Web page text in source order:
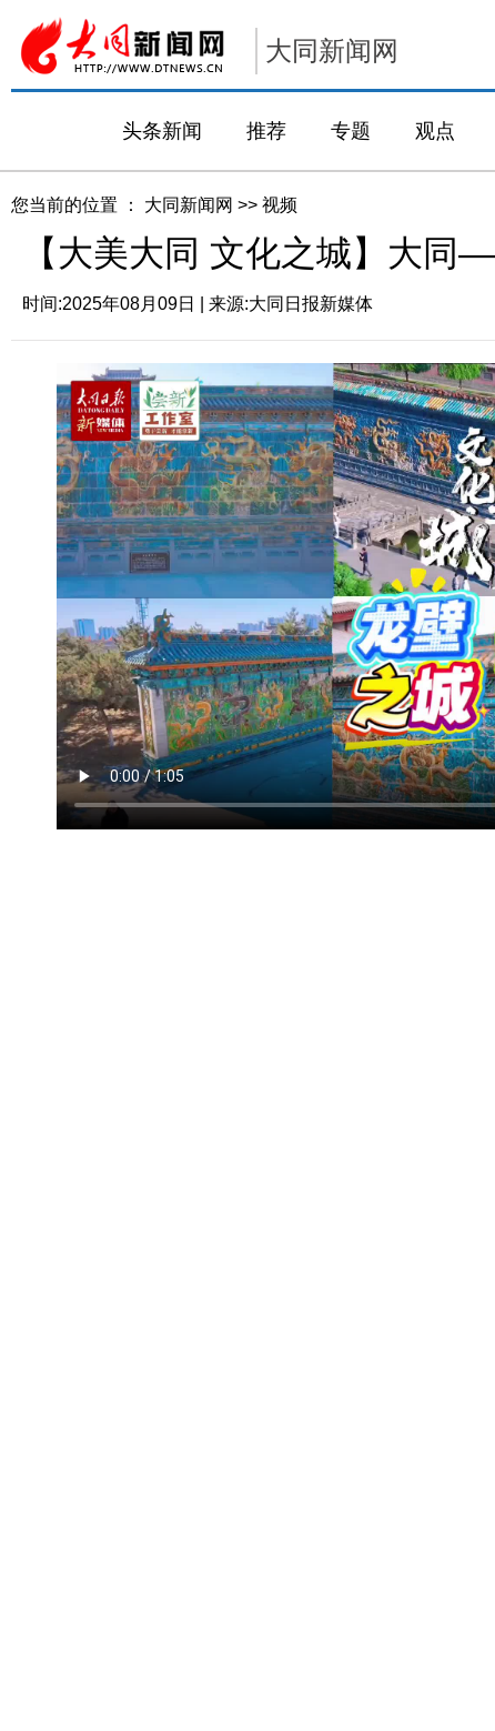
大同新闻网
头条新闻 推荐 专题 观点
您当前的位置 ： 大同新闻网 >> 视频
【大美大同 文化之城】大
时间:2025年08月09日 | 来源:大同日报新媒体